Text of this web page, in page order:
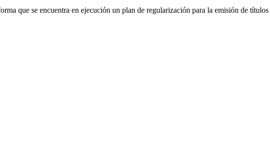
que se encuentra en ejecución un plan de regularización para la emisión de